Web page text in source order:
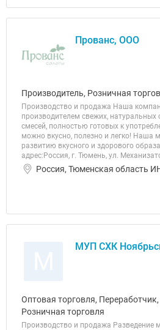
Прованс, ООО
Производитель, Розничная
Производство и продажа Наша
производителем свежих,
смесей, полностью готовых к
можно вкусно, полезно и легко! Наша
развитию вкусного и здорового
адрес:Россия, г. Тюмень, ул.
Россия, Тюменская область
МУП СХК
Оптовая торговля,
Розничная торговля
Производство и продажа Разведение